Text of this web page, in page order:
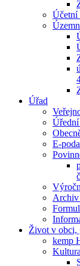
Účetní
Úřad
Úřední
E-
Archiv
Život v obci,
kemp